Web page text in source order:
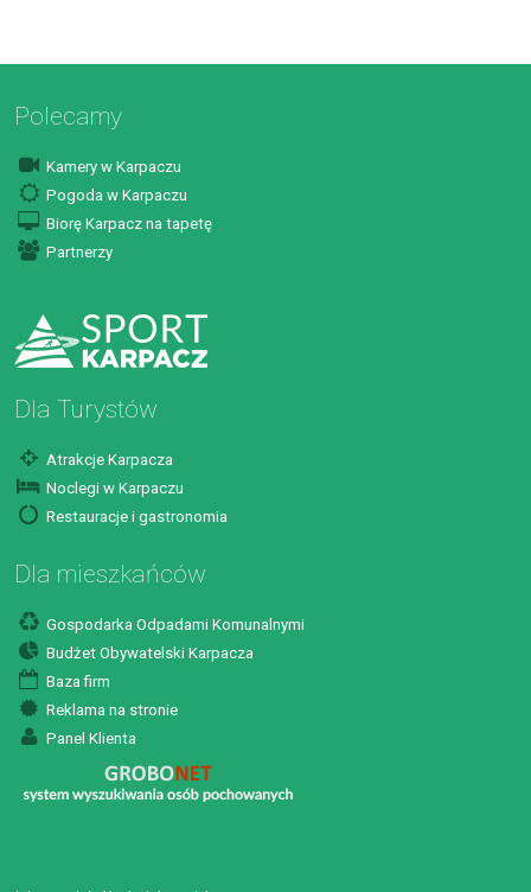
Polecamy
Kamery w Karpaczu
Pogoda w Karpaczu
Biorę Karpacz na tapetę
Partnerzy
Dla Turystów
Atrakcje Karpacza
Noclegi w Karpaczu
Restauracje i gastronomia
Dla mieszkańców
Gospodarka Odpadami Komunalnymi
Budżet Obywatelski Karpacza
Baza firm
Reklama na stronie
Panel Klienta